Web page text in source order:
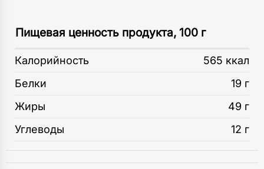
Пищевая ценность продукта, 100 г
Калорийность
565 ккал
Белки
19 г
Жиры
49 г
Углеводы
12 г